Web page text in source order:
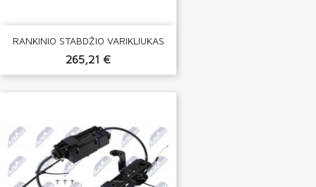
RANKINIO STABDŽIO VARIKLIUKAS
265,21 €